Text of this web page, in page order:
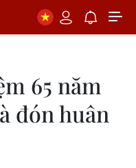
65 năm
đón huân